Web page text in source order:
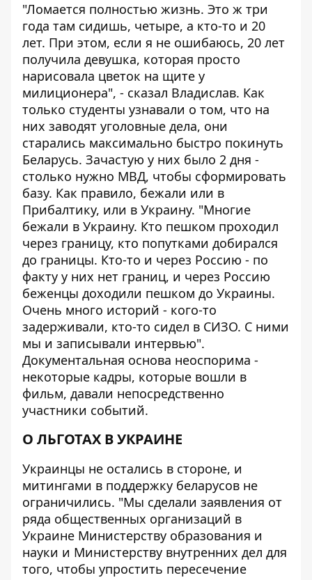
"Ломается полностью жизнь. Это ж три
года там сидишь, четыре, а кто-то и 20
лет. При этом, если я не ошибаюсь, 20 лет
получила девушка, которая просто
нарисовала цветок на щите у
милиционера", - сказал Владислав. Как
только студенты узнавали о том, что на
них заводят уголовные дела, они
старались максимально быстро покинуть
Беларусь. Зачастую у них было 2 дня -
столько нужно МВД, чтобы сформировать
базу. Как правило, бежали или в
Прибалтику, или в Украину. "Многие
бежали в Украину. Кто пешком проходил
через границу, кто попутками добирался
до границы. Кто-то и через Россию - по
факту у них нет границ, и через Россию
беженцы доходили пешком до Украины.
Очень много историй - кого-то
задерживали, кто-то сидел в СИЗО. С ними
мы и записывали интервью".
Документальная основа неоспорима -
некоторые кадры, которые вошли в
фильм, давали непосредственно
участники событий.
О ЛЬГОТАХ В УКРАИНЕ
Украинцы не остались в стороне, и
митингами в поддержку беларусов не
ограничились. "Мы сделали заявления от
ряда общественных организаций в
Украине Министерству образования и
науки и Министерству внутренних дел для
того, чтобы упростить пересечение